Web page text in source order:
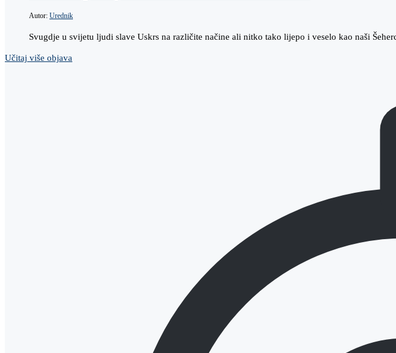
Autor: Urednik
Svugdje u svijetu ljudi slave Uskrs na različite načine ali nitko tako lijepo i veselo kao naši
Učitaj više objava